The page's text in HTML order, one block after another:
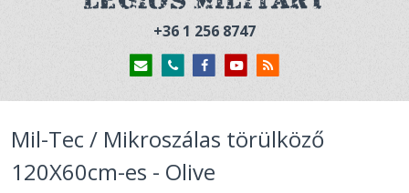
+36 1 256 8747
Mil-Tec / Mikroszálas törülköző
120X60cm-es - Olive